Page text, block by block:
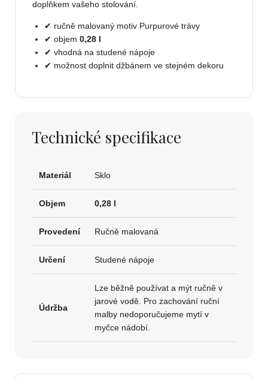
doplňkem vašeho stolování.
✔ ručně malovaný motiv Purpurové trávy
✔ objem 0,28 l
✔ vhodná na studené nápoje
✔ možnost doplnit džbánem ve stejném dekoru
Technické specifikace
Materiál Sklo
Objem 0,28 l
Provedení Ručně malovaná
Určení Studené nápoje
Údržba
Lze běžně používat a mýt ručně v
jarové vodě. Pro zachování ruční
malby nedoporučujeme mytí v
myčce nádobí.